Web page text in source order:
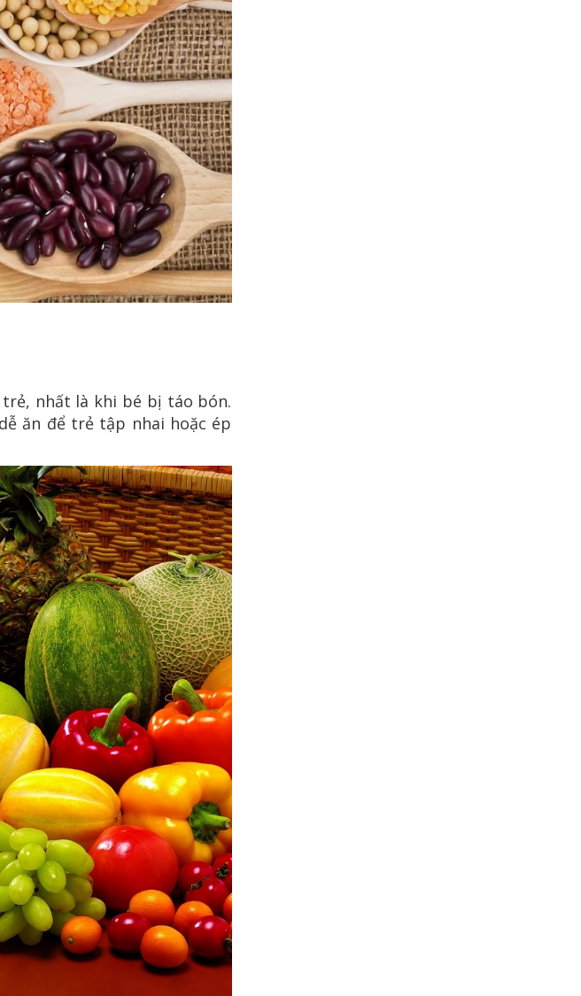
nhất là khi bé bị táo bón.
ăn để trẻ tập nhai hoặc ép